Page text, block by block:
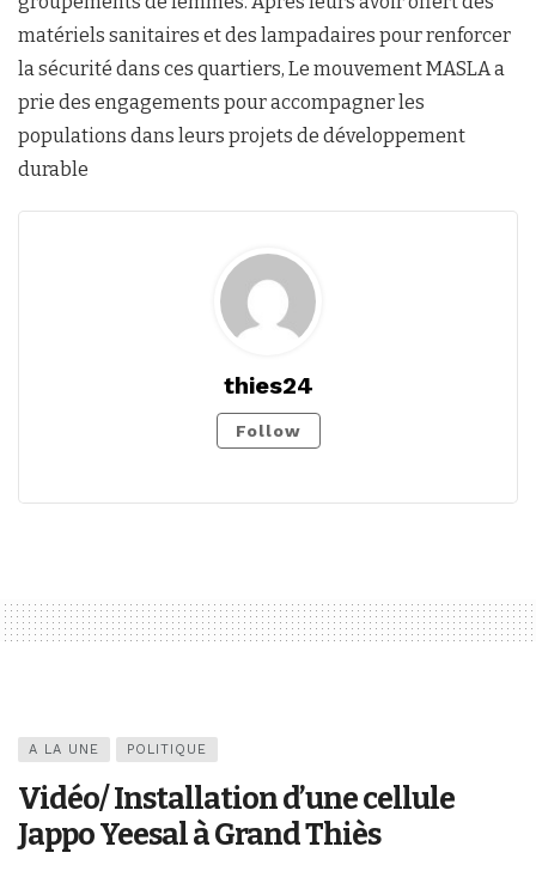
matériels sanitaires et des lampadaires pour renforcer
la sécurité dans ces quartiers, Le mouvement MASLA a
prie des engagements pour accompagner les
populations dans leurs projets de développement
durable
thies24
Follow
A LA UNE POLITIQUE
Vidéo/ Installation d’une cellule
Jappo Yeesal à Grand Thiès